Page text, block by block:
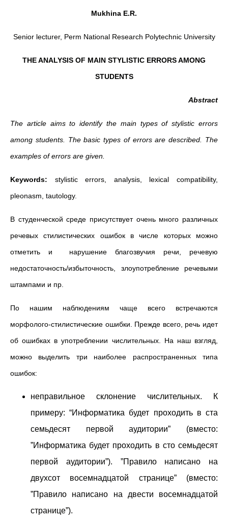
Mukhina E.R.
Senior lecturer, Perm National Research Polytechnic University
THE ANALYSIS OF MAIN STYLISTIC ERRORS AMONG
STUDENTS
Abstract
The article aims to identify the main types of stylistic errors
among students. The basic types of errors are described. The
examples of errors are given.
Keywords: stylistic errors, analysis, lexical compatibility,
pleonasm, tautology.
В студенческой среде присутствует очень много различных
речевых стилистических ошибок в числе которых можно
отметить и нарушение благозвучия речи, речевую
недостаточность/избыточность, злоупотребление речевыми
штампами и пр.
По нашим наблюдениям чаще всего встречаются
морфолого-стилистические ошибки. Прежде всего, речь идет
об ошибках в употреблении числительных. На наш взгляд,
можно выделить три наиболее распространенных типа
ошибок:
неправильное склонение числительных. К
примеру: “Информатика будет проходить в ста
семьдесят первой аудитории” (вместо:
”Информатика будет проходить в сто семьдесят
первой аудитории”). ”Правило написано на
двухсот восемнадцатой странице” (вместо:
”Правило написано на двести восемнадцатой
странице”).